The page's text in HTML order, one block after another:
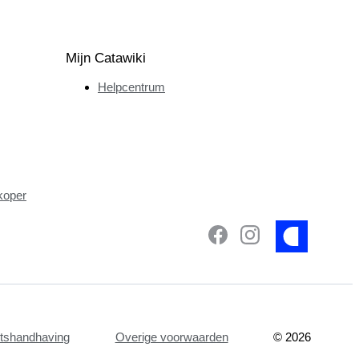
Mijn Catawiki
Helpcentrum
Overige voorwaarden © 2026